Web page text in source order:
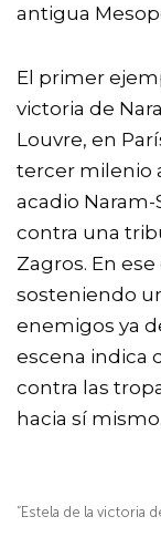
antigua
El primer
victoria de
Louvre, en
tercer milenio
acadio
contra una
Zagros. En
sosteniendo
enemigos ya
escena indica
contra las
hacia sí mismo.
“Estela de la victoria